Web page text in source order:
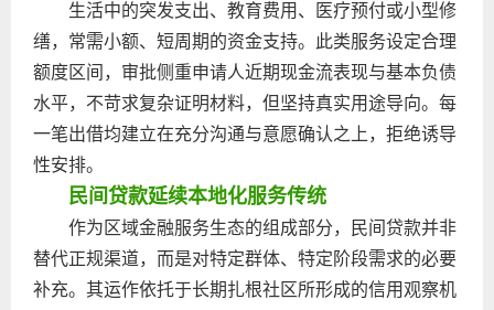
生活中的突发支出、教育费用、医疗预付或小型修
缮，常需小额、短周期的资金支持。此类服务设定合理
额度区间，审批侧重申请人近期现金流表现与基本负债
水平，不苛求复杂证明材料，但坚持真实用途导向。每
一笔出借均建立在充分沟通与意愿确认之上，拒绝诱导
性安排。
民间贷款延续本地化服务传统
作为区域金融服务生态的组成部分，民间贷款并非
替代正规渠道，而是对特定群体、特定阶段需求的必要
补充。其运作依托于长期扎根社区所形成的信用观察机